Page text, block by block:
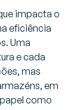
impacta o
eficiência
Uma
e cada
mas
em
como